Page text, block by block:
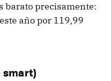
barato precisamente:
año por 119,99
smart)